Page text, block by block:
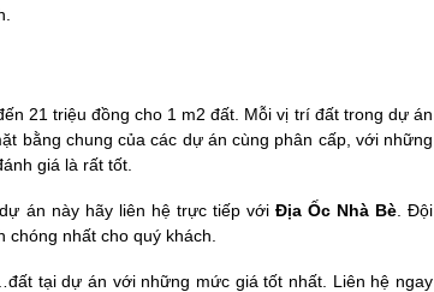
21 triệu đồng cho 1 m2 đất. Mỗi vị trí đất trong dự án
bằng chung của các dự án cùng phân cấp, với những
giá là rất tốt.
án này hãy liên hệ trực tiếp với Địa Ốc Nhà Bè. Đội
nhất cho quý khách.
tại dự án với những mức giá tốt nhất. Liên hệ ngay